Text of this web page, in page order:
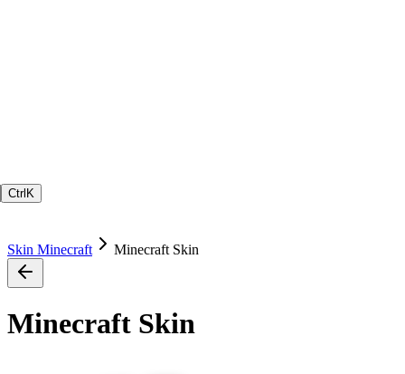
Ctrl K
Skin Minecraft Minecraft Skin
Minecraft Skin